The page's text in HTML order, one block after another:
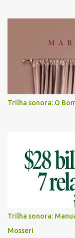
Trilha sonora: O
Trilha sonora:
Mosseri